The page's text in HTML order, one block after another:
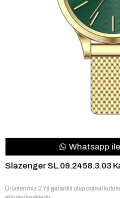
Whatsapp
Slazenger SL.09.2458.3.03
Ürünlerimiz 2 Yıl garantili olup orjinal